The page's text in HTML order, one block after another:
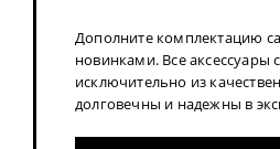
Дополните комплектацию
новинками. Все аксессуары
исключительно из
долговечны и надежны в